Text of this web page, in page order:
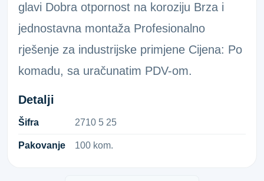
glavi Dobra otpornost na koroziju Brza i
jednostavna montaža Profesionalno
rješenje za industrijske primjene Cijena: Po
komadu, sa uračunatim PDV-om.
Detalji
Šifra 2​7​1​0​ ​5​ ​2​5​
Pakovanje 100 kom.